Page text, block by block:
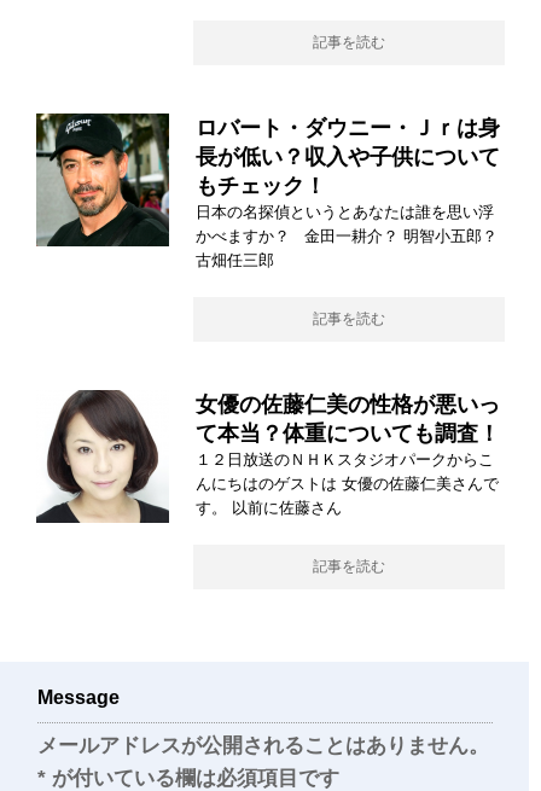
記事を読む
ロバート・ダウニー・Ｊｒは身
長が低い？収入や子供について
もチェック！
日本の名探偵というとあなたは誰を思い浮
かべますか？ 金田一耕介？ 明智小五郎？
古畑任三郎
記事を読む
女優の佐藤仁美の性格が悪いっ
て本当？体重についても調査！
１２日放送のＮＨＫスタジオパークからこ
んにちはのゲストは 女優の佐藤仁美さんで
す。 以前に佐藤さん
記事を読む
Message
メールアドレスが公開されることはありません。
* が付いている欄は必須項目です